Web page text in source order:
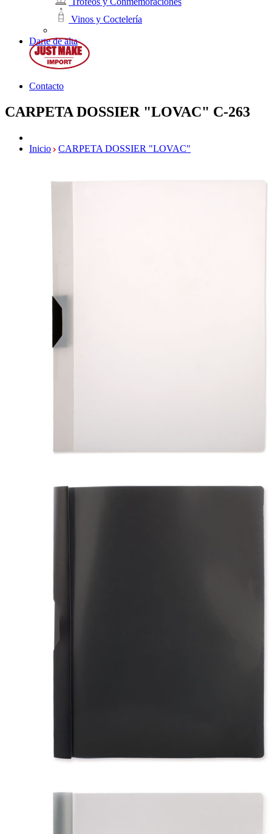
Vinos y Coctelería
Darte de alta
Contacto
CARPETA DOSSIER "LOVAC" C-263
Inicio CARPETA DOSSIER "LOVAC"